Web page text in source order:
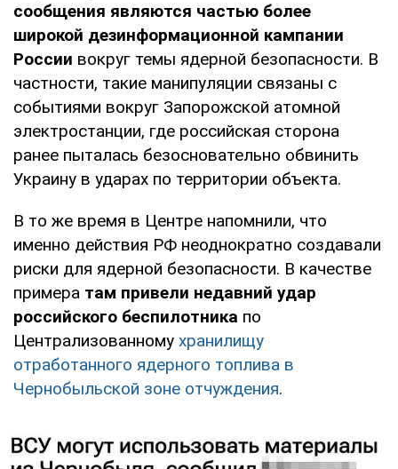
сообщения являются частью более
широкой дезинформационной кампании
России вокруг темы ядерной безопасности. В
частности, такие манипуляции связаны с
событиями вокруг Запорожской атомной
электростанции, где российская сторона
ранее пыталась безосновательно обвинить
Украину в ударах по территории объекта.
В то же время в Центре напомнили, что
именно действия РФ неоднократно создавали
риски для ядерной безопасности. В качестве
примера там привели недавний удар
российского беспилотника по
Централизованному хранилищу
отработанного ядерного топлива в
Чернобыльской зоне отчуждения.